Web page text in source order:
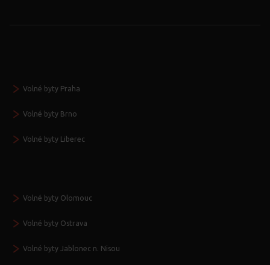
Volné byty Praha
Volné byty Brno
Volné byty Liberec
Volné byty Olomouc
Volné byty Ostrava
Volné byty Jablonec n. Nisou